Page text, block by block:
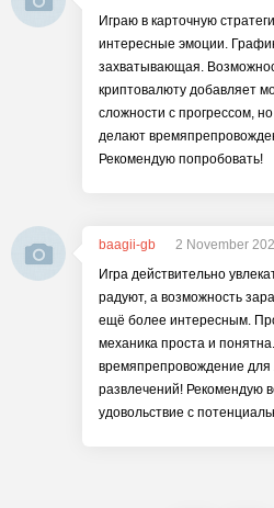
Играю в карточную
интересные эмоции.
захватывающая.
криптовалюту добавляет
сложности с прогрессом,
делают
Рекомендую попробовать!
baagii-gb
2 November
Игра действительно
радуют, а возможность
ещё более интересным.
механика проста и
времяпрепровождение
развлечений! Рекомендую
удовольствие с